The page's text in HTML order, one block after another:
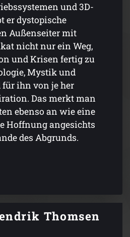
und 3D-
er dystopische
Außenseiter mit
nicht nur ein Weg,
und Krisen fertig zu
Mystik und
ihn von je her
Das merkt man
ebenso an wie eine
Hoffnung angesichts
des Abgrunds.
Thomsen